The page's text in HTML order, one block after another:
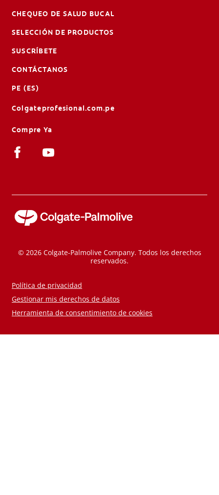
CHEQUEO DE SALUD BUCAL
SELECCIÓN DE PRODUCTOS
SUSCRÍBETE
CONTÁCTANOS
PE (ES)
Colgateprofesional.com.pe
Compre Ya
© 2026 Colgate-Palmolive Company. Todos los derechos
reservados.
Política de privacidad
Gestionar mis derechos de datos
Herramienta de consentimiento de cookies